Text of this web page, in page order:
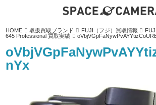
容
を
キ
ッ
HOME 取扱買取ブランド FUJI（フジ）買取情報
645 Professional 買取実績
nYx